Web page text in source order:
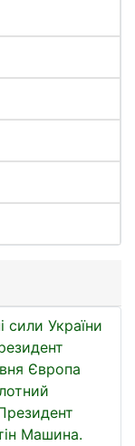
сили України
Європа
Машина.